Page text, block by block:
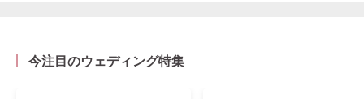
今注目のウェディング特集